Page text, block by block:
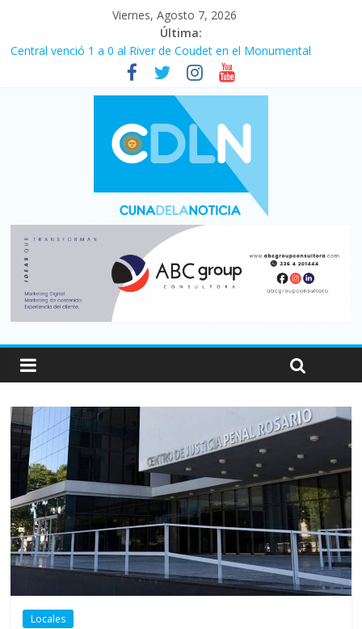
Viernes, Agosto 7, 2026
Última:
Central venció 1 a 0 al River de Coudet en el Monumental
La morosidad alcanzó su nivel más alto en dos décadas y ya
afecta a 400 mil deudores en Santa Fe
Desde que asumió Milei cerraron 41.000 kioscos: el sector
denuncia crisis como en 2001
Vacaciones de invierno con más movimiento y consumo
turístico: 4,6 millones de personas viajaron por el país, un 5,9%
Fuerte caída de la venta de autos usados en julio: bajó un 12,6%
Locales